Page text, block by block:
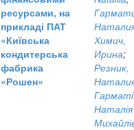
ресурсами, на
прикладі ПАТ
«Київська
кондитерська
фабрика
«Рошен»
Химич,
Ирина;
Резник,
Наталія